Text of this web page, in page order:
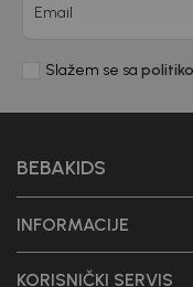
Email
Slažem se sa
BEBAKIDS
INFORMACIJE
KORISNIČKI SERVIS